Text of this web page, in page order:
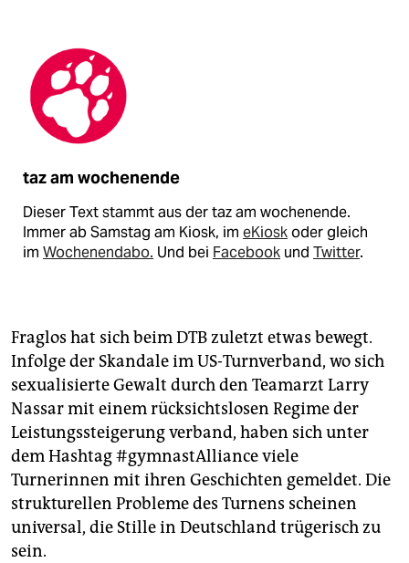
taz am wochenende
Dieser Text stammt aus der taz am wochenende.
Immer ab Samstag am Kiosk, im eKioskoder gleich
im Wochenendabo. Und bei Facebook und Twitter.
Fraglos hat sich beim DTB zuletzt etwas bewegt.
Infolge der Skandale im US-Turnverband, wo sich
sexualisierte Gewalt durch den Teamarzt Larry
Nassar mit einem rücksichtslosen Regime der
Leistungssteigerung verband, haben sich unter
dem Hashtag #gymnastAlliance viele
Turnerinnen mit ihren Geschichten gemeldet. Die
strukturellen Probleme des Turnens scheinen
universal, die Stille in Deutschland trügerisch zu
sein.